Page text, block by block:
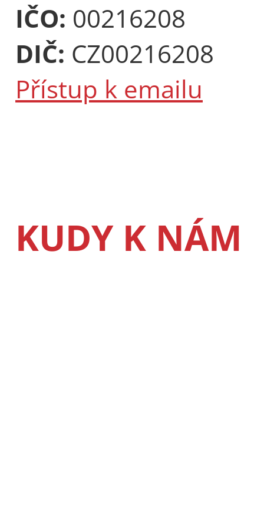
IČO: 00216208
DIČ: CZ00216208
Přístup k emailu
KUDY K NÁM